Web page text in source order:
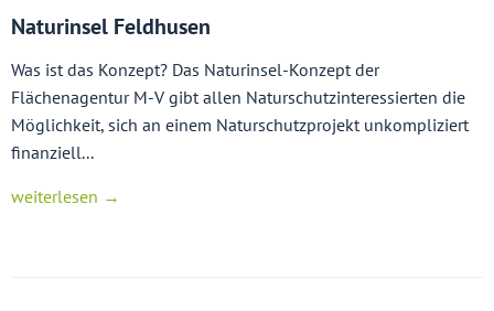
Naturinsel Feldhusen
Was ist das Konzept? Das Naturinsel-Konzept der
Flächenagentur M-V gibt allen Naturschutzinteressierten die
Möglichkeit, sich an einem Naturschutzprojekt unkompliziert
finanziell...
weiterlesen →